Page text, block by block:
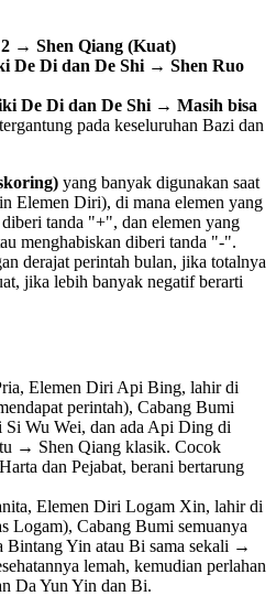
→ Shen Qiang (Kuat)
De Di dan De Shi → Shen Ruo
De Di dan De Shi → Masih bisa
pada keseluruhan Bazi dan
yang banyak digunakan saat
Elemen Diri), di mana elemen yang
tanda "+", dan elemen yang
menghabiskan diberi tanda "-".
derajat perintah bulan, jika totalnya
jika lebih banyak negatif berarti
Elemen Diri Api Bing, lahir di
perintah), Cabang Bumi
Wu Wei, dan ada Api Ding di
→ Shen Qiang klasik. Cocok
dan Pejabat, berani bertarung
Elemen Diri Logam Xin, lahir di
Logam), Cabang Bumi semuanya
Bintang Yin atau Bi sama sekali →
lemah, kemudian perlahan
Da Yun Yin dan Bi.